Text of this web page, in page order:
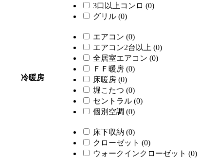
3口以上コンロ (0)
グリル (0)
冷暖房
エアコン (0)
エアコン2台以上 (0)
全居室エアコン (0)
ＦＦ暖房 (0)
床暖房 (0)
堀こたつ (0)
セントラル (0)
個別空調 (0)
床下収納 (0)
クローゼット (0)
ウォークインクローゼット (0)